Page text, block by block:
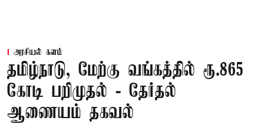
அரசியல் களம்
தமிழ்நாடு, மேற்கு வங்கத்தில் ரூ.865
கோடி பறிமுதல் - தேர்தல்
ஆணையம் தகவல்